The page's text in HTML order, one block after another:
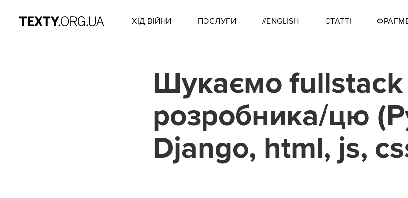
ХІД ВІЙНИ ПОСЛУГИ #ENGLISH СТАТТІ
Шукаємо fullstack
розробника/цю
Django, html, js,